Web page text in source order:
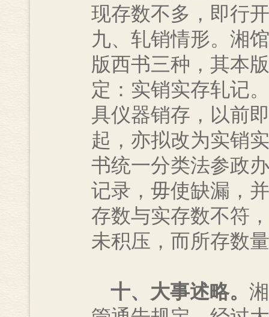
现存数不多，即行
九、轧销情形。湘
版西书三种，其本
定：实销实存轧记
具仪器销存，以前
起，亦拟改为实销
书统一分类法参政
记录，毋使缺漏，
存数与实存数不符
未积压，而所存数
十、大事述略。